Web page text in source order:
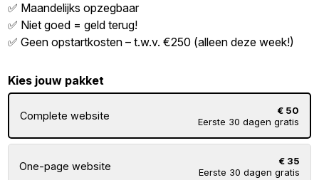
✅ Maandelijks opzegbaar
✅ Niet goed = geld terug!
✅ Geen opstartkosten – t.w.v. €250 (alleen deze week!)
Kies jouw pakket
Complete website
€ 50
Eerste 30 dagen gratis
One-page website
€ 35
Eerste 30 dagen gratis